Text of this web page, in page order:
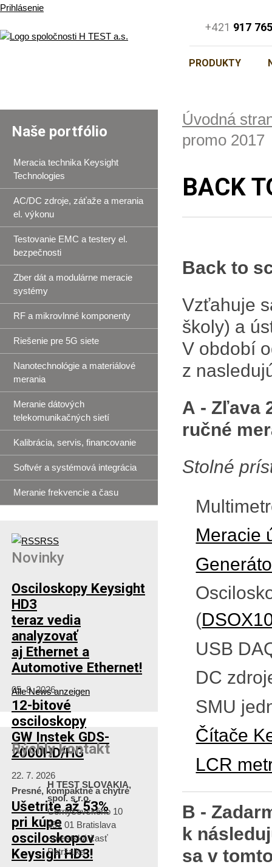
+421 917
PRODUKTY
Prihlásenie
Úvodná
promo 2017
BACK
Back to
Vzťahuje
školy) a
V období
z
A - Zľava
ručné
Stolné
Meracie
(
USB
DC
SMU
Čítače
LCR
B -
k
sa v
Naše portfólio
Meracia technika Keysight
Technologies
AC/DC zdroje, záťaže a merania
el. výkonu
Testovanie EMC a testery el.
bezpečnosti
Zber dát a modulárne meracie
systémy
RF a mikrovlnné komponenty
Riešenie pre 5G siete
Nanotechnológie a materiálové
merania
Meranie dátových
telekomunikačných sietí
Kalibrácia, servis, financovanie
Softvér a systémová integrácia
Meranie frekvencie a času
RSS
Novinky
Osciloskopy Keysight
HD3
teraz vedia
analyzovať
aj Ethernet a
Automotive Ethernet!
05. 8. 2026
12-bitové
osciloskopy
GW Instek GDS-
2000HD/HG
22. 7. 2026
Presné, kompaktné a chytré
Ušetrite až 53%
pri kúpe
osciloskopov
Keysigh HD3!
Alle News anzeigen
Rýchly kontakt
H TEST SLOVAKIA,
spol. s r.o.
Černyševského 10
851 01 Bratislava
- mestská časť
Petržalka